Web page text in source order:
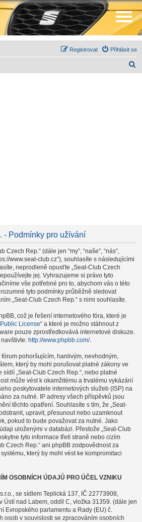
Přihlásit se
Registrovat
- Podmínky pro užívání
Czech Rep.“ (dále jen “my”, “naše”, “nás”,
www.seat-club.cz”), souhlasíte s následujícími
neprodleně opusťte „Seat-Club Czech
jej. Vyhrazujeme si právo tyto
vše potřebné pro to, abychom vás o této
tyto podmínky průběžně sledovat
„Seat-Club Czech Rep.“ s nimi souhlasíte.
což je řešení internetového fóra, které je
License“ a které je možno stáhnout z
pouze zprostředkovává internetové diskuze.
http://www.phpbb.com/.
pohoršujícím, hanlivým, nevhodným,
který by mohl porušovat platné zákony ve
sídlí „Seat-Club Czech Rep.“, nebo platné
může vést k okamžitému a trvalému vykázání
poskytovatele internetových služeb (ISP) na
za nutné. IP adresy všech příspěvků jsou
těchto opatření. Souhlasíte s tím, že „Seat-
upravit, přesunout nebo uzamknout
pokud to bude považovat za nutné. Jako
uloženými v databázi. Přestože „Seat-Club
tyto informace třetí straně nebo cizím
Czech Rep.“ ani phpBB zodpovědnost za
který by mohl vést ke kompromitaci
OSOBNÍCH ÚDAJŮ PRO ÚČEL VZNIKU
se sídlem Teplická 137, IČ 22773908,
Ústí nad Labem, oddíl C, vložka 31359. (dále jen
Evropského parlamentu a Rady (EU) č.
osob v souvislosti se zpracováním osobních